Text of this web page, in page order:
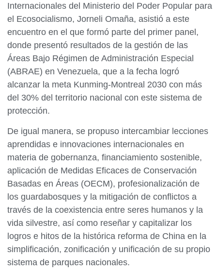
Internacionales del Ministerio del Poder Popular para
el Ecosocialismo, Jorneli Omaña, asistió a este
encuentro en el que formó parte del primer panel,
donde presentó resultados de la gestión de las
Áreas Bajo Régimen de Administración Especial
(ABRAE) en Venezuela, que a la fecha logró
alcanzar la meta Kunming-Montreal 2030 con más
del 30% del territorio nacional con este sistema de
protección.
De igual manera, se propuso intercambiar lecciones
aprendidas e innovaciones internacionales en
materia de gobernanza, financiamiento sostenible,
aplicación de Medidas Eficaces de Conservación
Basadas en Áreas (OECM), profesionalización de
los guardabosques y la mitigación de conflictos a
través de la coexistencia entre seres humanos y la
vida silvestre, así como reseñar y capitalizar los
logros e hitos de la histórica reforma de China en la
simplificación, zonificación y unificación de su propio
sistema de parques nacionales.